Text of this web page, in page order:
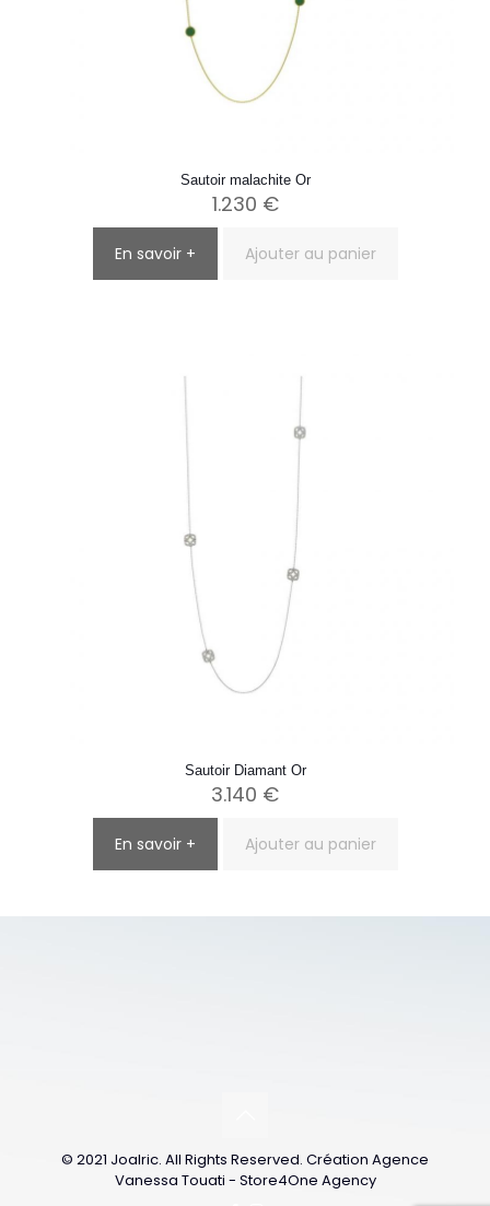
Sautoir malachite Or
1.230 €
En savoir + Ajouter au panier
Sautoir Diamant Or
3.140 €
En savoir + Ajouter au panier
© 2021 Joalric. All Rights Reserved. Création Agence
Vanessa Touati - Store4One Agency